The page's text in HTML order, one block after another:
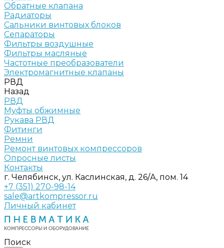
Обратные клапана
Радиаторы
Сальники винтовых блоков
Сепараторы
Фильтры воздушные
Фильтры масляные
Частотные преобразователи
Электромагнитные клапаны
РВД
Назад
РВД
Муфты обжимные
Рукава РВД
Фитинги
Ремни
Ремонт винтовых компрессоров
Опросные листы
Контакты
г. Челябинск, ул. Каслинская, д. 26/А, пом. 14
+7 (351) 270-98-14
sale@artkompressor.ru
Личный кабинет
Поиск